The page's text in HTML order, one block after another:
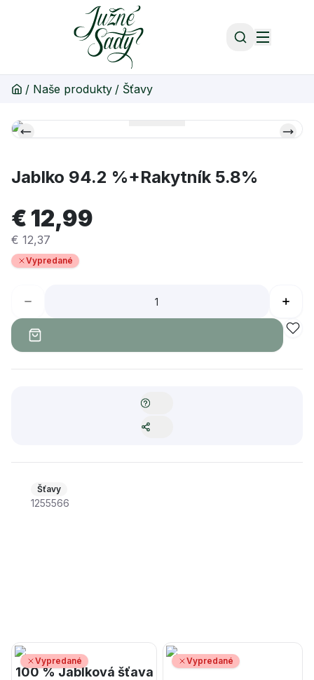
/ Naše produkty / Šťavy
Jablko 94.2 %+Rakytník 5.8%
€ 12,99
€ 12,37
Vypredané
Šťavy
1255566
Vypredané
100 % Jablková šťava
Vypredané